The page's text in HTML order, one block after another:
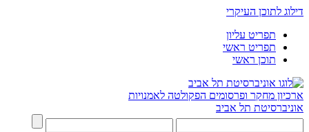
דילוג לתוכן העיקרי
תפריט עליון
תפריט ראשי
תוכן ראשי
ארכיון מחקר ופרסומים הפקולטה לאמנויות
אוניברסיטת תל אביב